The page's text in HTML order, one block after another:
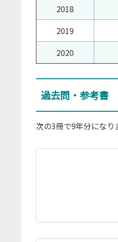
2018
2019
2020
過去問・参考書
次の3冊で9年分になり